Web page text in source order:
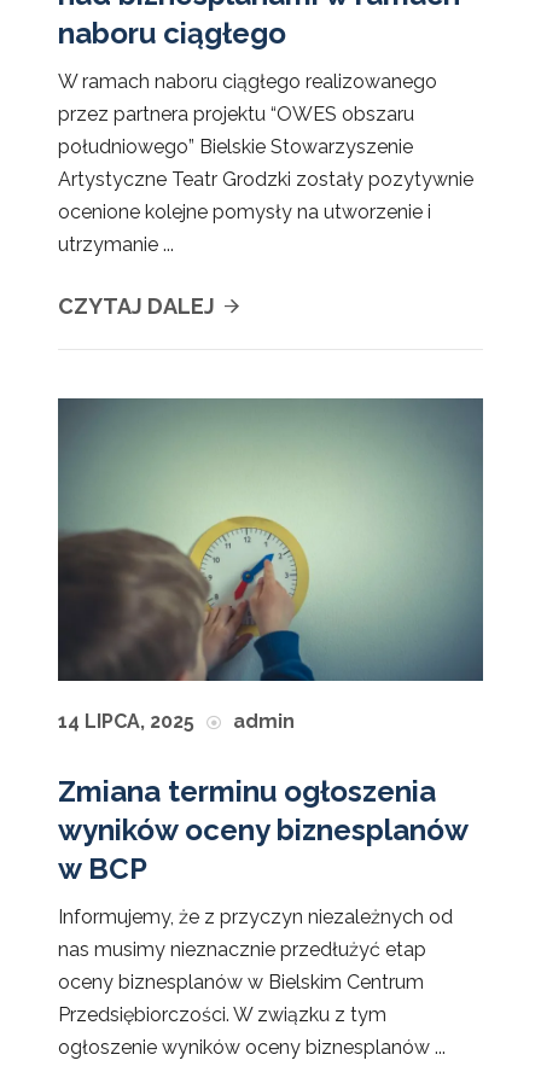
naboru ciągłego
W ramach naboru ciągłego realizowanego
przez partnera projektu “OWES obszaru
południowego” Bielskie Stowarzyszenie
Artystyczne Teatr Grodzki zostały pozytywnie
ocenione kolejne pomysły na utworzenie i
utrzymanie ...
CZYTAJ DALEJ
14 LIPCA, 2025 admin
Zmiana terminu ogłoszenia
wyników oceny biznesplanów
w BCP
Informujemy, że z przyczyn niezależnych od
nas musimy nieznacznie przedłużyć etap
oceny biznesplanów w Bielskim Centrum
Przedsiębiorczości. W związku z tym
ogłoszenie wyników oceny biznesplanów ...